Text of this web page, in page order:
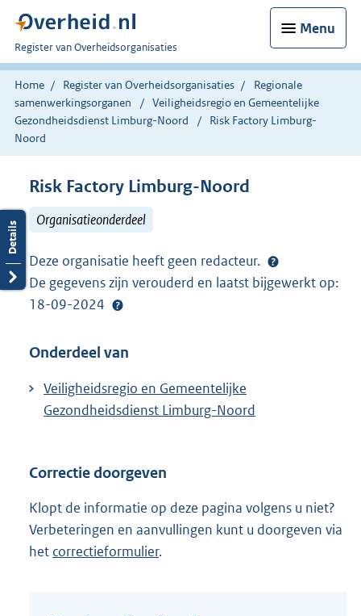
Menu
U
bent
nu
hier:
Register van Overheidsorganisaties
Home Register van Overheidsorganisaties
Regionale
samenwerkingsorganen
Veiligheidsregio en Gemeentelijke
Gezondheidsdienst Limburg-Noord
Risk Factory Limburg-
Noord
Risk Factory Limburg-Noord
Organisatieonderdeel
Deze organisatie heeft geen redacteur.
De gegevens zijn verouderd en laatst bijgewerkt op:
18-09-2024
Onderdeel van
Veiligheidsregio en Gemeentelijke
Gezondheidsdienst Limburg-Noord
Correctie doorgeven
Klopt de informatie op deze pagina volgens u niet?
Verbeteringen en aanvullingen kunt u doorgeven via
het correctieformulier.